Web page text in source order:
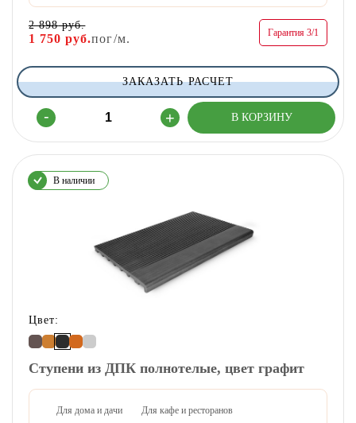
2 898руб.
1 750 руб.пог/м. Гарантия 3/1
ЗАКАЗАТЬ РАСЧЕТ
В наличии
Цвет:
Ступени из ДПК полнотелые, цвет графит
Для дома и дачи Для кафе и ресторанов